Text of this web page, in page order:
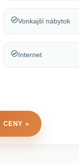
Vonkajší nábytok
Internet
CENY »